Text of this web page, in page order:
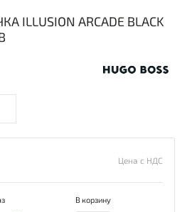
ARCADE BLACK
Цена с НДС
В корзину